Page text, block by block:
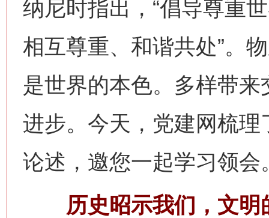
纳尼时指出，“倡导尊重
相互尊重、和谐共处”。
是世界的本色。多样带
进步。今天，党建网梳
论述，邀您一起学习领会
历史昭示我们，文明